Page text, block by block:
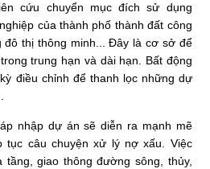
cứu chuyển mục đích sử dụng
của thành phố thành đất công
đô thị thông minh... Đây là cơ sở để
trung hạn và dài hạn. Bất động
điều chỉnh để thanh lọc những dự
nhập dự án sẽ diễn ra mạnh mẽ
tục câu chuyện xử lý nợ xấu. Việc
giao thông đường sông, thủy,